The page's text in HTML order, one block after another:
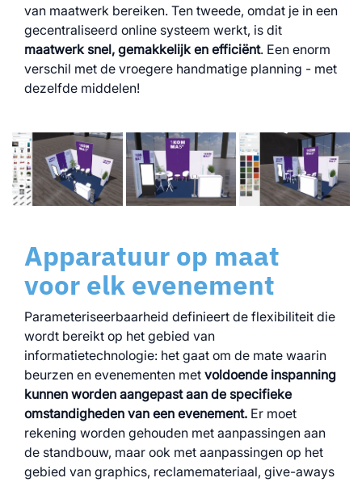
van maatwerk bereiken. Ten tweede, omdat je in een
gecentraliseerd online systeem werkt, is dit
maatwerk snel, gemakkelijk en efficiënt. Een enorm
verschil met de vroegere handmatige planning - met
dezelfde middelen!
Apparatuur op maat
voor elk evenement
Parameteriseerbaarheid definieert de flexibiliteit die
wordt bereikt op het gebied van
informatietechnologie: het gaat om de mate waarin
beurzen en evenementen met voldoende inspanning
kunnen worden aangepast aan de specifieke
omstandigheden van een evenement. Er moet
rekening worden gehouden met aanpassingen aan
de standbouw, maar ook met aanpassingen op het
gebied van graphics, reclamemateriaal, give-aways